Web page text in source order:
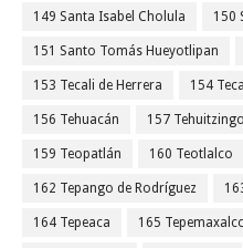
149 Santa Isabel Cholula 150
151 Santo Tomás Hueyotlipan
153 Tecali de Herrera 154
156 Tehuacán 157 Tehuitzingo
159 Teopatlán 160 Teotlalco
162 Tepango de Rodríguez
164 Tepeaca 165